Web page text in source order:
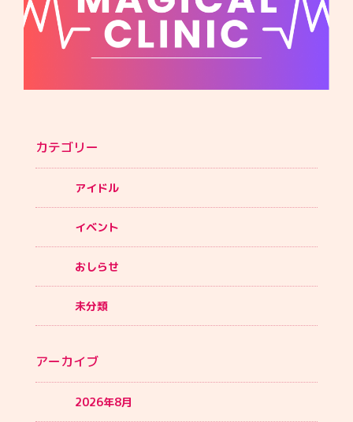
カテゴリー
アイドル
イベント
おしらせ
未分類
アーカイブ
2026年8月